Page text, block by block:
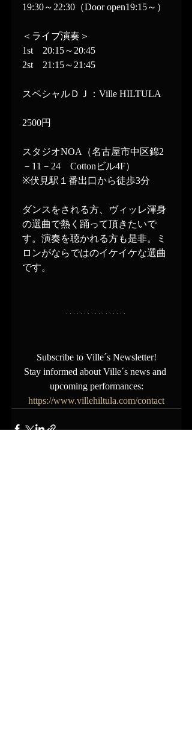
19:30～22:30（Door open19:15～）
＜ライブ演奏＞
1st　20:15～20:45
2st　21:15～21:45
スペシャルＤＪ：Ville HILTULA
2500円
スタジオNOA（名古屋市中区錦2
－11－24　Cottonビル4F）
※伏見駅１番出口から徒歩3分
ダンスをされる方、ヴィッレ渾身
の選曲で熱く踊って頂きたいで
す。演奏を聴かれる方も是非。ミ
ロンがならではのイケイケな選曲
です。
Subscribe to Ville´s Newsletter!
Stay informed about Ville´s news and
upcoming performances:
https://www.villehiltula.com/contact